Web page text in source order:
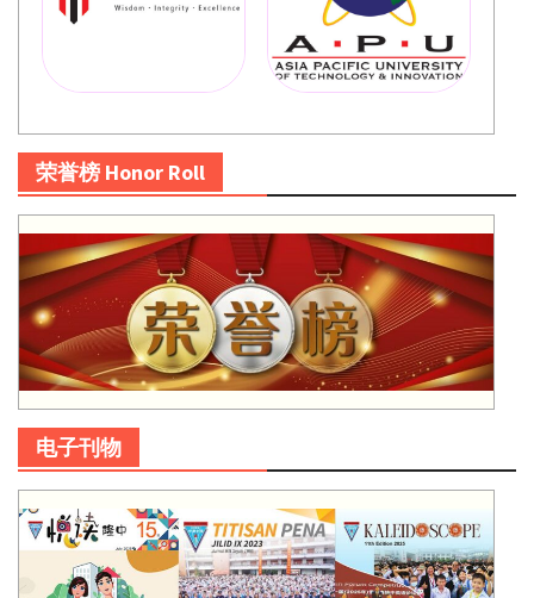
荣誉榜 Honor Roll
电子刊物